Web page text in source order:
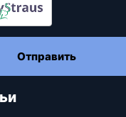
Отправить